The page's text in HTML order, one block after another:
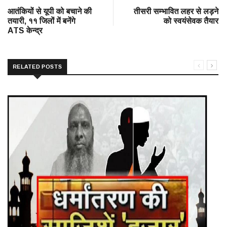
आतंकियों से यूपी को बचाने की
तयारी, ११ जिलों में बनेंगे
ATS केन्द्र
तीसरी सम्भावित लहर से लड़ने
को स्वयंसेवक तैयार
RELATED POSTS